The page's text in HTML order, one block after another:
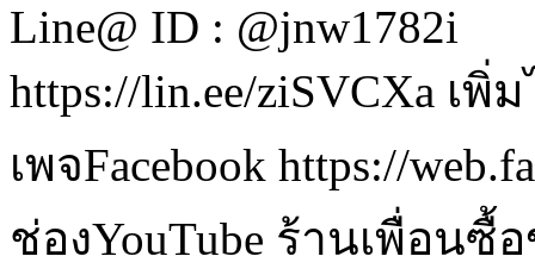
Line@ ID : @jnw1782i
https://lin.ee/ziSVCXa เ
เพจFacebook https://
ช่องYouTube ร้านเพื่อนซื้